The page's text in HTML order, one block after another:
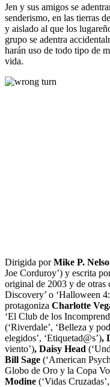
Jen y sus amigos se
senderismo, en las tierras
y aislado al que los
grupo se adentra
harán uso de todo tipo de
vida.
Dirigida porMike P.
Joe Corduroy’) y escrita
original de 2003 y de otras
Discovery’ o ‘Halloween
protagoniza Charlotte
‘El Club de los
(‘Riverdale’, ‘Belleza y
elegidos’, ‘Etiquetad@s’),
viento’), Daisy Head
Bill Sage (‘American
Globo de Oro y la Copa
Modine (‘Vidas